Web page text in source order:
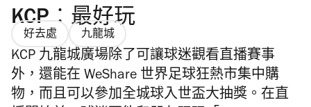
KCP︰最好玩
好去處 九龍城
KCP 九龍城廣場除了可讓球迷觀看直播賽事
外，還能在 WeShare 世界足球狂熱市集中購
物，而且可以參加全城球入世盃大抽獎。在直